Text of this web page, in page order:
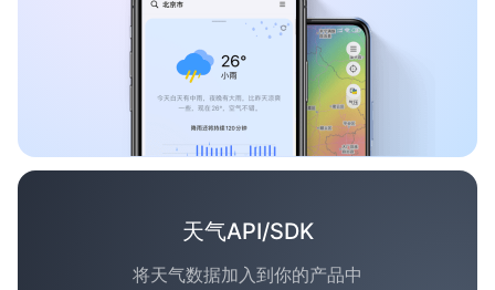
天气API/SDK
将天气数据加入到你的产品中